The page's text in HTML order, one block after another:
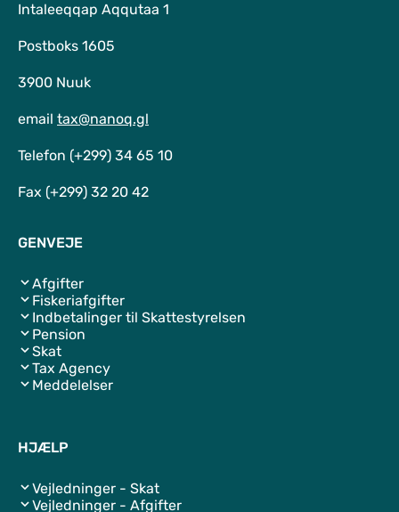
Intaleeqqap Aqqutaa 1
Postboks 1605
3900 Nuuk
email tax@nanoq.gl
Telefon (+299) 34 65 10
Fax (+299) 32 20 42
GENVEJE
Afgifter
Fiskeriafgifter
Indbetalinger til Skattestyrelsen
Pension
Skat
Tax Agency
Meddelelser
HJÆLP
Vejledninger - Skat
Vejledninger - Afgifter